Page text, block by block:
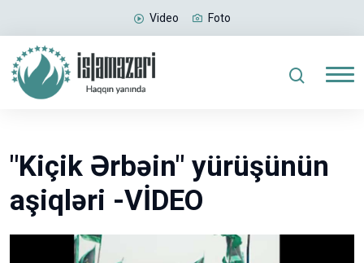
Video Foto
"Kiçik Ərbəin" yürüşünün
aşiqləri -VİDEO